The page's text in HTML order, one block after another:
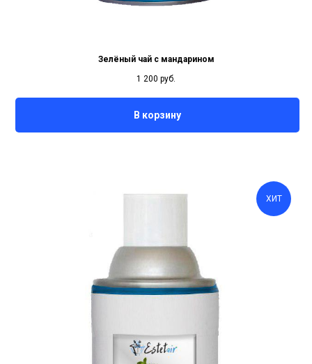
Зелёный чай с мандарином
1 200 руб.
В корзину
ХИТ